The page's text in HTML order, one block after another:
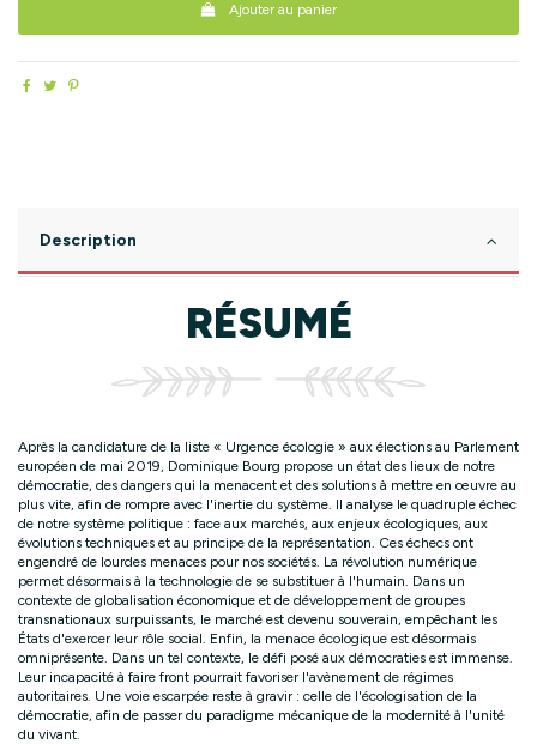
Ajouter au panier
Description
RÉSUMÉ
Après la candidature de la liste « Urgence écologie » aux élections au Parlement
européen de mai 2019, Dominique Bourg propose un état des lieux de notre
démocratie, des dangers qui la menacent et des solutions à mettre en œuvre au
plus vite, afin de rompre avec l'inertie du système. Il analyse le quadruple échec
de notre système politique : face aux marchés, aux enjeux écologiques, aux
évolutions techniques et au principe de la représentation. Ces échecs ont
engendré de lourdes menaces pour nos sociétés. La révolution numérique
permet désormais à la technologie de se substituer à l'humain. Dans un
contexte de globalisation économique et de développement de groupes
transnationaux surpuissants, le marché est devenu souverain, empêchant les
États d'exercer leur rôle social. Enfin, la menace écologique est désormais
omniprésente. Dans un tel contexte, le défi posé aux démocraties est immense.
Leur incapacité à faire front pourrait favoriser l'avènement de régimes
autoritaires. Une voie escarpée reste à gravir : celle de l'écologisation de la
démocratie, afin de passer du paradigme mécanique de la modernité à l'unité
du vivant.